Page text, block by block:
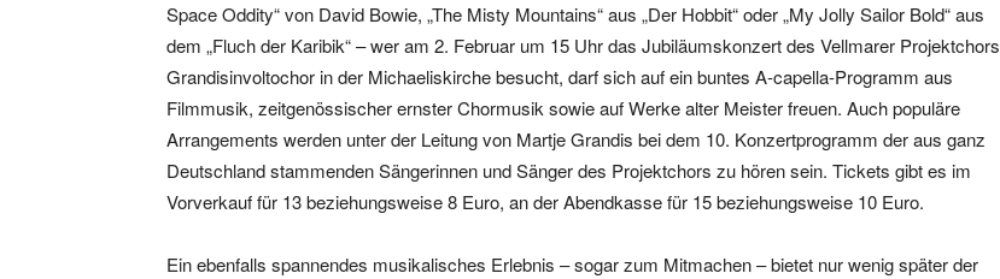
Space Oddity“ von David Bowie, „The Misty Mountains“ aus „Der Hobbit“ oder „My Jolly Sailor Bold“ aus
dem „Fluch der Karibik“ – wer am 2. Februar um 15 Uhr das Jubiläumskonzert des Vellmarer Projektchors
Grandisinvoltochor in der Michaeliskirche besucht, darf sich auf ein buntes A-capella-Programm aus
Filmmusik, zeitgenössischer ernster Chormusik sowie auf Werke alter Meister freuen. Auch populäre
Arrangements werden unter der Leitung von Martje Grandis bei dem 10. Konzertprogramm der aus ganz
Deutschland stammenden Sängerinnen und Sänger des Projektchors zu hören sein. Tickets gibt es im
Vorverkauf für 13 beziehungsweise 8 Euro, an der Abendkasse für 15 beziehungsweise 10 Euro.
Ein ebenfalls spannendes musikalisches Erlebnis – sogar zum Mitmachen – bietet nur wenig später der